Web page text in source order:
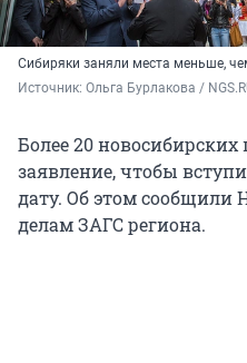
Сибиряки заняли места меньше,
Источник: Ольга Бурлакова /
Более 20
заявление, чтобы
дату. Об этом сообщили
делам ЗАГС региона.